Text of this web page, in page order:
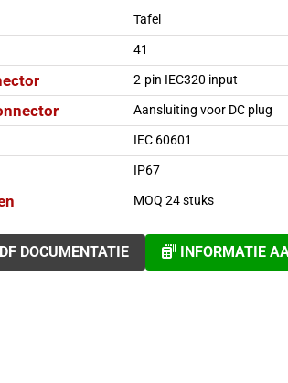
Tafel
41
2-pin IEC320 input
Aansluiting voor DC plug
IEC 60601
IP67
MOQ 24 stuks
DOCUMENTATIE INFORMATIE